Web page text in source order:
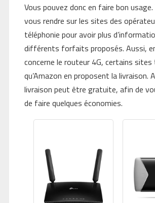
Vous pouvez donc en faire bon
vous rendre sur les sites des
téléphonie pour avoir plus
différents forfaits proposés. Aussi,
concerne le routeur 4G, certains sites
qu’Amazon en proposent la livraison.
livraison peut être gratuite, afin de
de faire quelques économies.